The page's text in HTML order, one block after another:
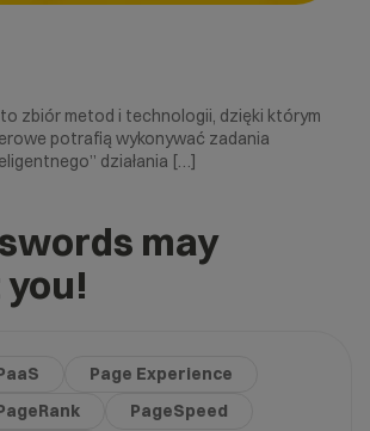
zbiór metod i technologii, dzięki którym
potrafią wykonywać zadania
działania […]
may
Page Experience
PageSpeed